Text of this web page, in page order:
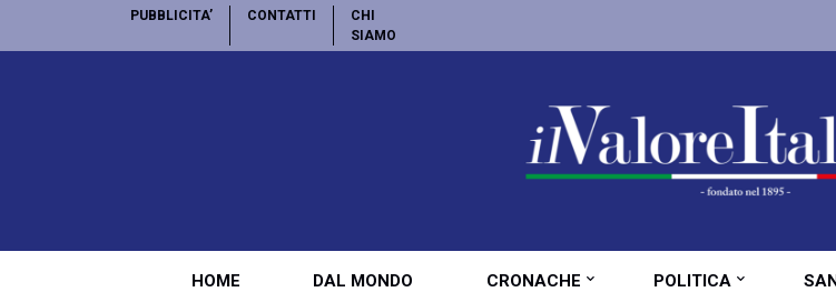
CHI
SIAMO
CONTATTI
PUBBLICITA’
HOME DAL MONDO CRONACHE POLITICA